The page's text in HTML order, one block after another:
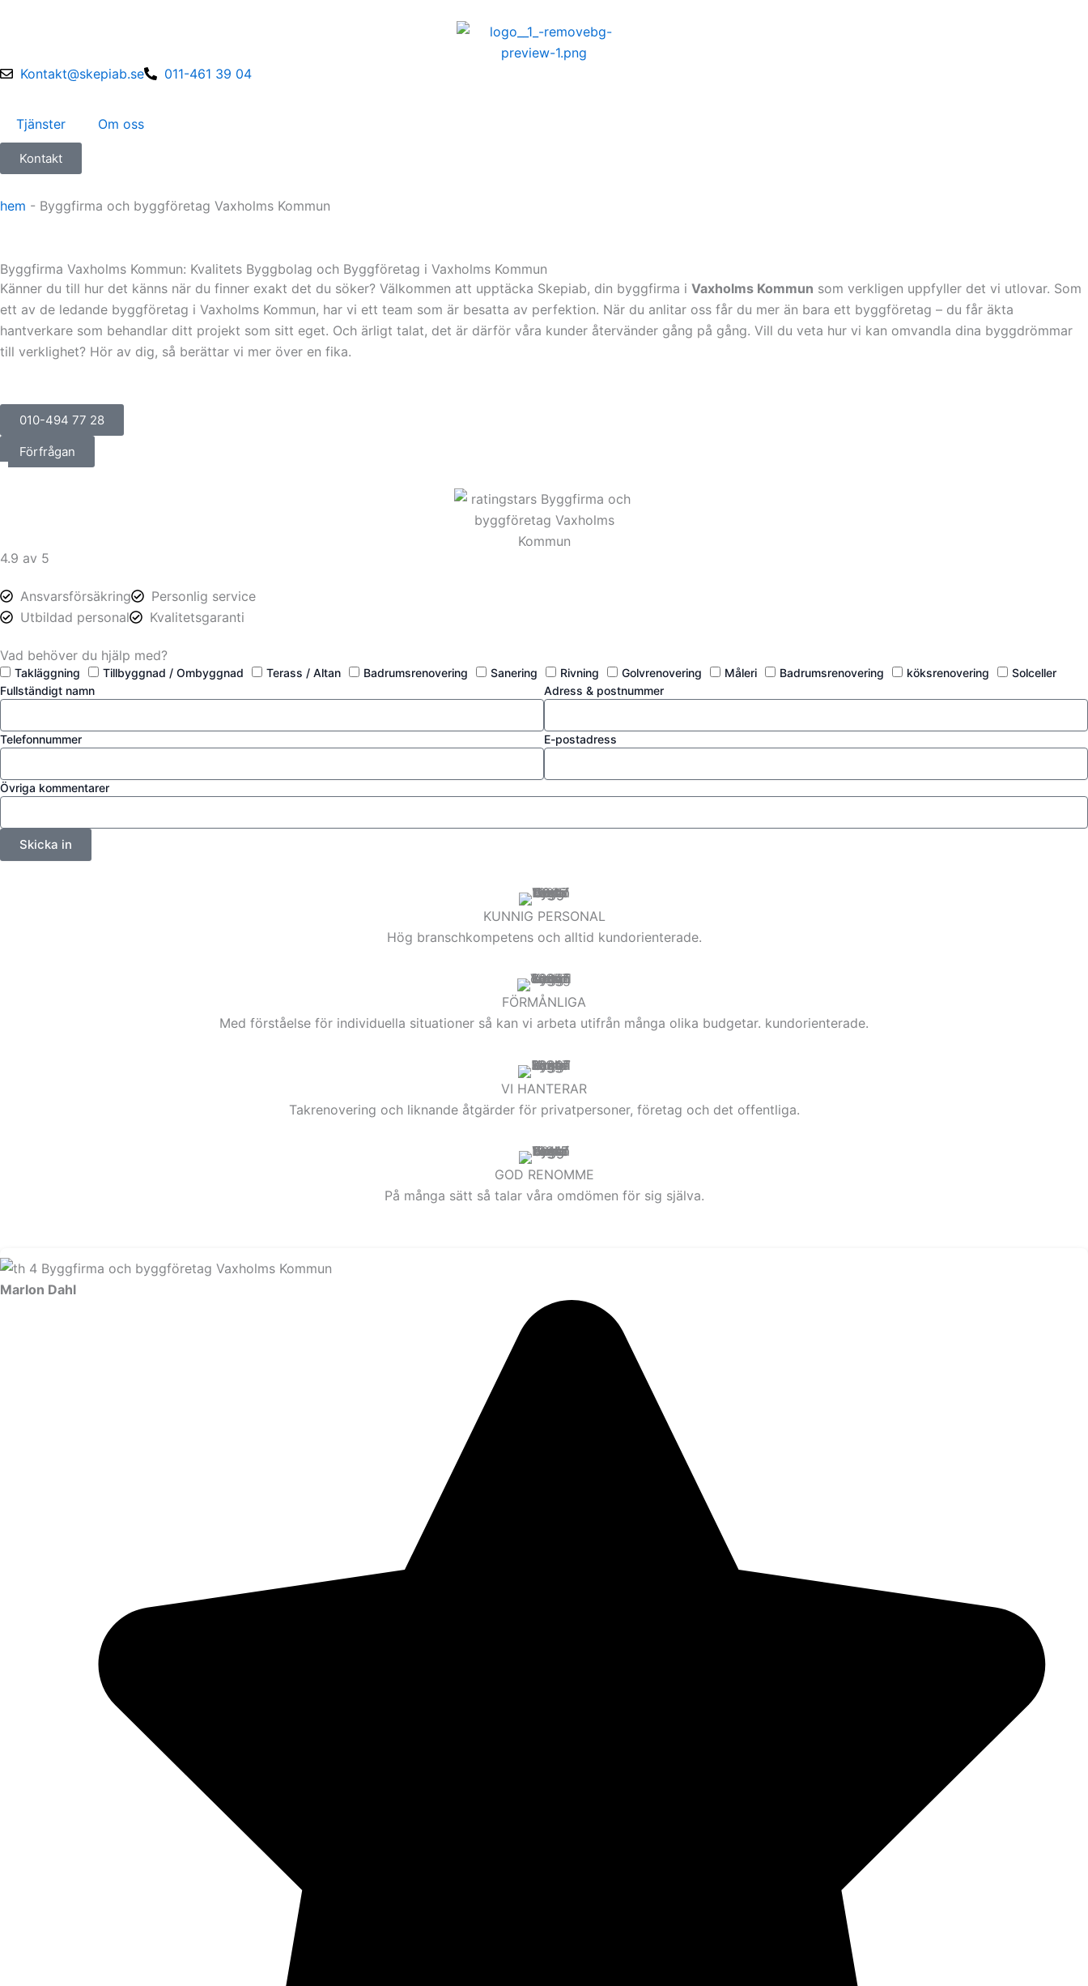
Kontakt@skepiab.se
011-461 39 04
Tjänster Om oss
Kontakt
hem - Byggfirma och byggföretag Vaxholms Kommun
Byggfirma Vaxholms Kommun: Kvalitets Byggbolag och Byggföretag i Vaxholms Kommun
Känner du till hur det känns när du finner exakt det du söker? Välkommen att upptäcka Skepiab, din byggfirma i Vaxholms Kommun som verkligen uppfyller det vi utlovar. Som
ett av de ledande byggföretag i Vaxholms Kommun, har vi ett team som är besatta av perfektion. När du anlitar oss får du mer än bara ett byggföretag – du får äkta
hantverkare som behandlar ditt projekt som sitt eget. Och ärligt talat, det är därför våra kunder återvänder gång på gång. Vill du veta hur vi kan omvandla dina byggdrömmar
till verklighet? Hör av dig, så berättar vi mer över en fika.
010-494 77 28
Förfrågan
4.9 av 5
Ansvarsförsäkring
Personlig service
Utbildad personal
Kvalitetsgaranti
Vad behöver du hjälp med?
Takläggning Tillbyggnad / Ombyggnad Terass / Altan Badrumsrenovering Sanering Rivning Golvrenovering Måleri Badrumsrenovering köksrenovering
Solceller
Fullständigt namn
Adress & postnummer
Telefonnummer E-postadress
Övriga kommentarer
Skicka in
KUNNIG PERSONAL
Hög branschkompetens och alltid kundorienterade.
FÖRMÅNLIGA
Med förståelse för individuella situationer så kan vi arbeta utifrån många olika budgetar. kundorienterade.
VI HANTERAR
Takrenovering och liknande åtgärder för privatpersoner, företag och det offentliga.
GOD RENOMME
På många sätt så talar våra omdömen för sig själva.
Marlon Dahl